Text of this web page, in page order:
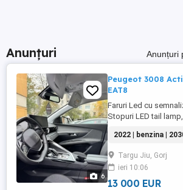
Anunțuri Anunțuri
6
Peugeot 3008
EAT8
Faruri Led cu
Stopuri LED tail
efectuate la
senzori full perimetru
sport, volan +
Warning - avertizare
* Line assist * Senzori
2022 | benzina |
Targu Jiu, Gorj
ieri 10:06
13 000 EUR